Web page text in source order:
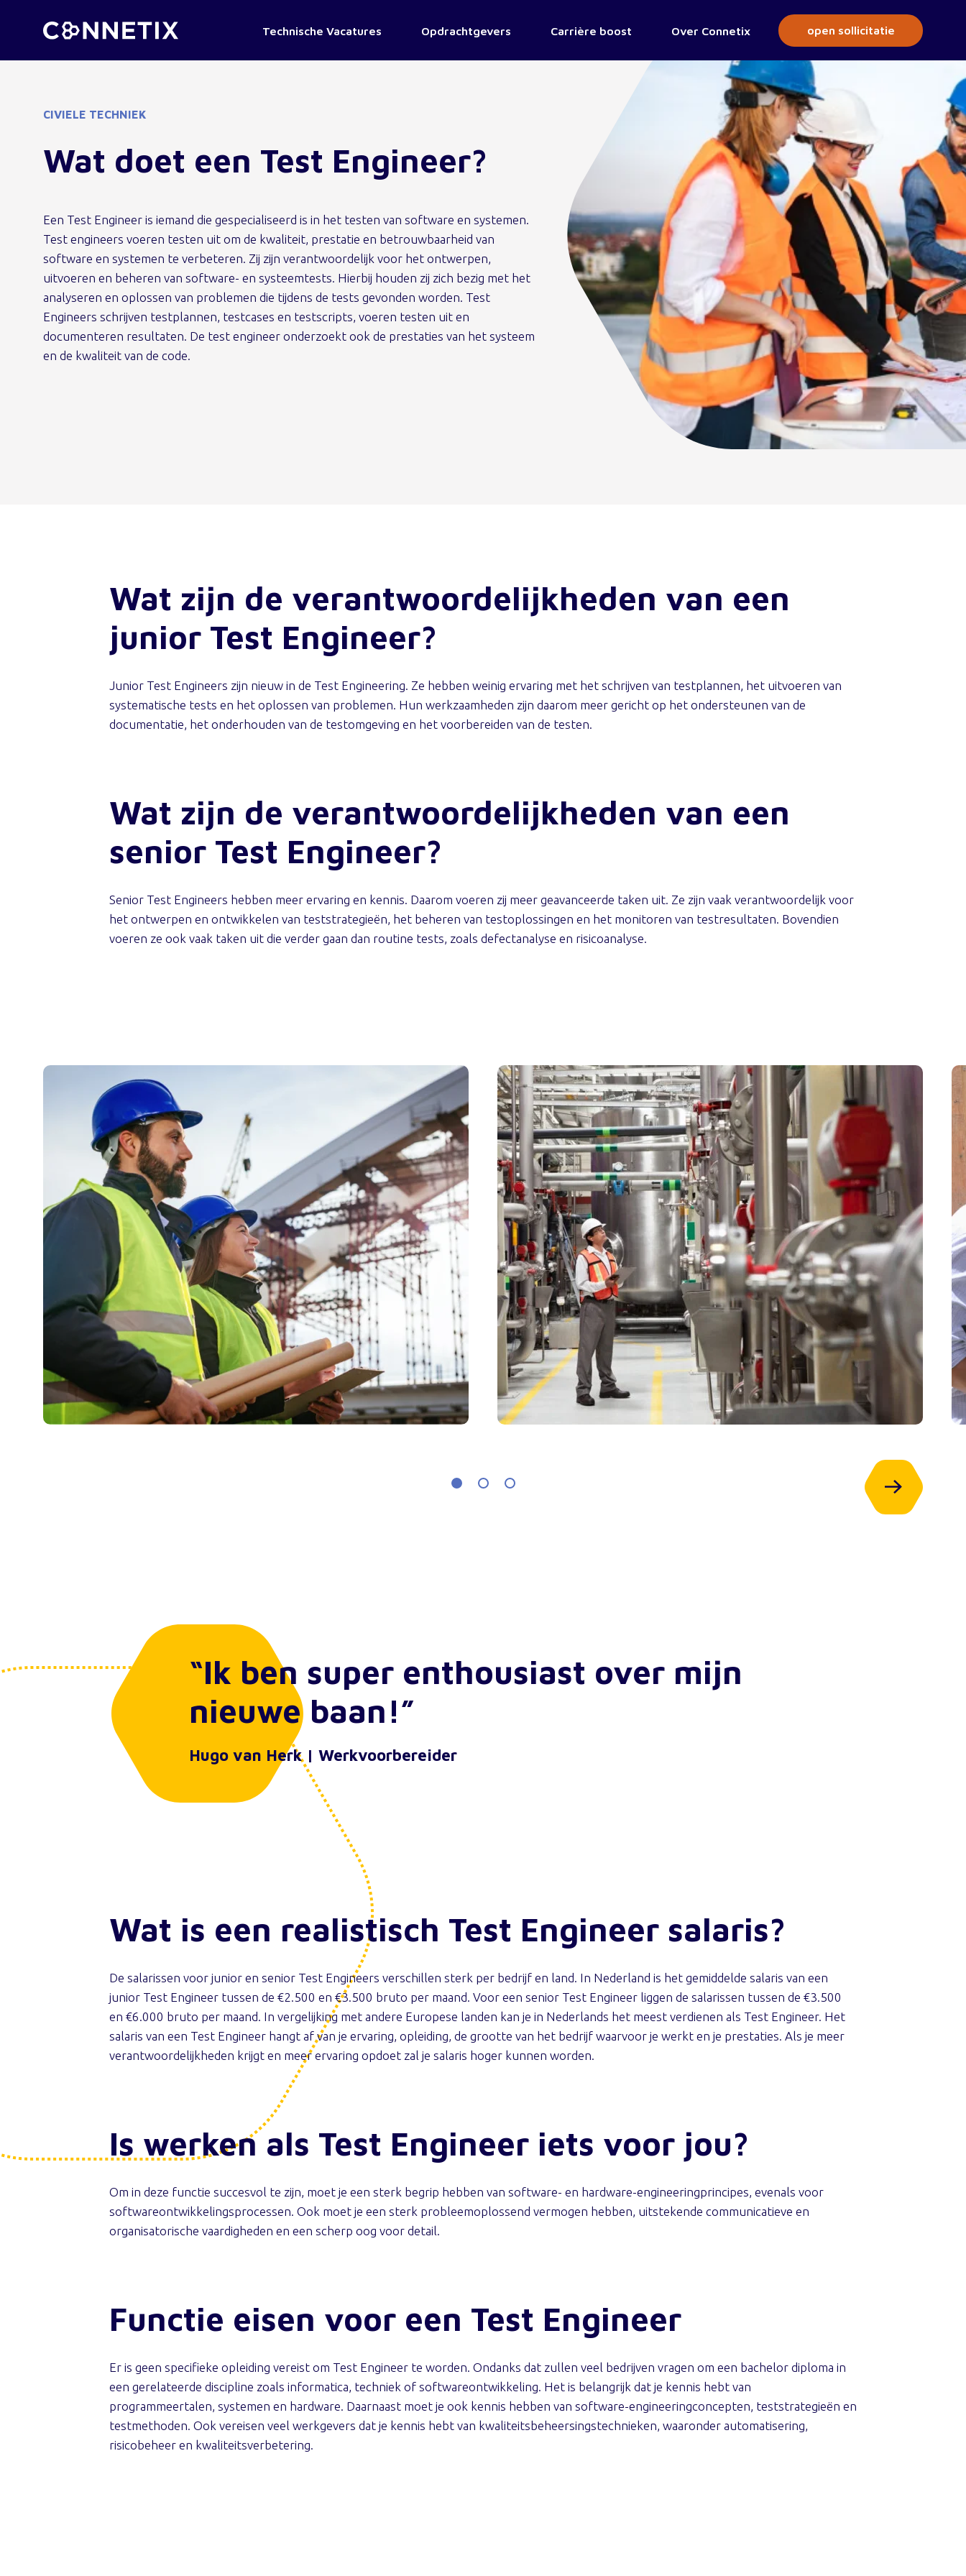
Technische Vacatures Opdrachtgevers Carrière boost Over Connetix open sollicitatie
CIVIELE TECHNIEK
Wat doet een Test Engineer?
Een Test Engineer is iemand die gespecialiseerd is in het testen van software en systemen.
Test engineers voeren testen uit om de kwaliteit, prestatie en betrouwbaarheid van
software en systemen te verbeteren. Zij zijn verantwoordelijk voor het ontwerpen,
uitvoeren en beheren van software- en systeemtests. Hierbij houden zij zich bezig met het
analyseren en oplossen van problemen die tijdens de tests gevonden worden. Test
Engineers schrijven testplannen, testcases en testscripts, voeren testen uit en
documenteren resultaten. De test engineer onderzoekt ook de prestaties van het systeem
en de kwaliteit van de code.
Wat zijn de verantwoordelijkheden van een
junior Test Engineer?
Junior Test Engineers zijn nieuw in de Test Engineering. Ze hebben weinig ervaring met het schrijven van testplannen, het uitvoeren van
systematische tests en het oplossen van problemen. Hun werkzaamheden zijn daarom meer gericht op het ondersteunen van de
documentatie, het onderhouden van de testomgeving en het voorbereiden van de testen.
Wat zijn de verantwoordelijkheden van een
senior Test Engineer?
Senior Test Engineers hebben meer ervaring en kennis. Daarom voeren zij meer geavanceerde taken uit. Ze zijn vaak verantwoordelijk voor
het ontwerpen en ontwikkelen van teststrategieën, het beheren van testoplossingen en het monitoren van testresultaten. Bovendien
voeren ze ook vaak taken uit die verder gaan dan routine tests, zoals defectanalyse en risicoanalyse.
“Ik ben super enthousiast over mijn
nieuwe baan!”
Hugo van Herk | Werkvoorbereider
Wat is een realistisch Test Engineer salaris?
De salarissen voor junior en senior Test Engineers verschillen sterk per bedrijf en land. In Nederland is het gemiddelde salaris van een
junior Test Engineer tussen de €2.500 en €3.500 bruto per maand. Voor een senior Test Engineer liggen de salarissen tussen de €3.500
en €6.000 bruto per maand. In vergelijking met andere Europese landen kan je in Nederlands het meest verdienen als Test Engineer. Het
salaris van een Test Engineer hangt af van je ervaring, opleiding, de grootte van het bedrijf waarvoor je werkt en je prestaties. Als je meer
verantwoordelijkheden krijgt en meer ervaring opdoet zal je salaris hoger kunnen worden.
Is werken als Test Engineer iets voor jou?
Om in deze functie succesvol te zijn, moet je een sterk begrip hebben van software- en hardware-engineeringprincipes, evenals voor
softwareontwikkelingsprocessen. Ook moet je een sterk probleemoplossend vermogen hebben, uitstekende communicatieve en
organisatorische vaardigheden en een scherp oog voor detail.
Functie eisen voor een Test Engineer
Er is geen specifieke opleiding vereist om Test Engineer te worden. Ondanks dat zullen veel bedrijven vragen om een bachelor diploma in
een gerelateerde discipline zoals informatica, techniek of softwareontwikkeling. Het is belangrijk dat je kennis hebt van
programmeertalen, systemen en hardware. Daarnaast moet je ook kennis hebben van software-engineeringconcepten, teststrategieën en
testmethoden. Ook vereisen veel werkgevers dat je kennis hebt van kwaliteitsbeheersingstechnieken, waaronder automatisering,
risicobeheer en kwaliteitsverbetering.